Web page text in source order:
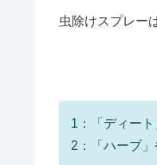
虫除けスプレー
1：「ディー
2：「ハーブ